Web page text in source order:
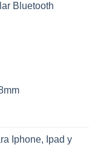
Bluetooth
Iphone, Ipad y